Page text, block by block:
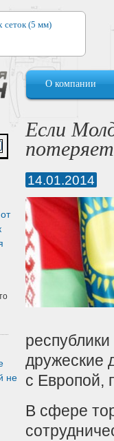
сеток (5 мм)
окон
окон
(4, 5, 6 мм)
дверей
О компании
не
Если
14.01.2014
дружеские
с Европой,
В сфере